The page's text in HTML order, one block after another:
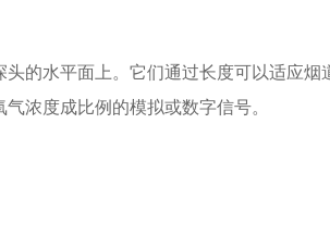
的水平面上。它们通过长度可以适应烟
浓度成比例的模拟或数字信号。